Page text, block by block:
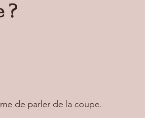
?
de parler de la coupe.